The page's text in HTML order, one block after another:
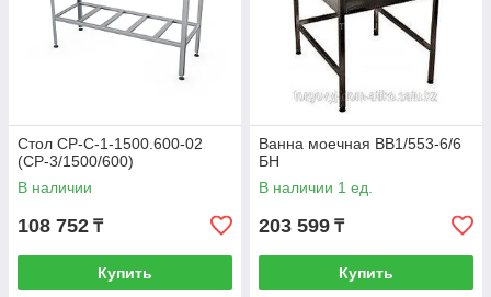
Стол СР-С-1-1500.600-02
(СР-3/1500/600)
В наличии
108 752 ₸
Купить
Ванна моечная ВВ1/553-6/6
БН
В наличии 1 ед.
203 599 ₸
Купить